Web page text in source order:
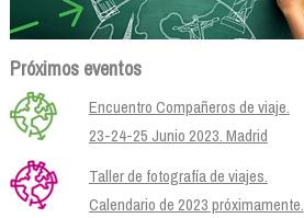
Próximos eventos
Encuentro Compañeros de viaje.
23-24-25 Junio 2023. Madrid
Taller de fotografía de viajes.
Calendario de 2023 próximamente.